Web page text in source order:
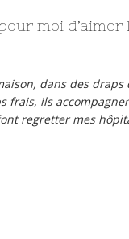
moi
dans des
frais, ils
regretter mes